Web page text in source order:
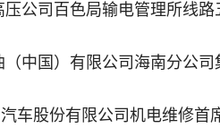
压公司百色局输电管理所线路
（中国）有限公司海南分公司
车股份有限公司机电维修首